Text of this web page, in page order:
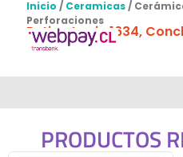
Inicio / Ceramicas/
Perforaciones
Retiro: Lanin 1634,
PRODUCTOS